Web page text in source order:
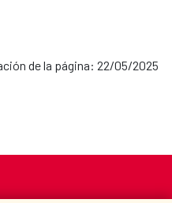
de la página: 22/05/2025